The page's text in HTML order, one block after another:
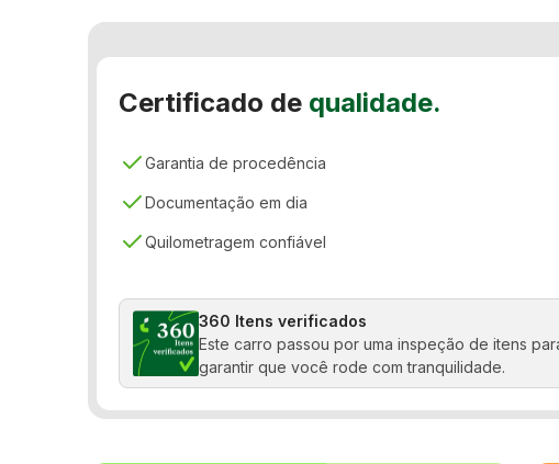
Sensor de chuva
Certificado de qualidade.
Garantia de procedência
Documentação em dia
Quilometragem confiável
360 Itens verificados
Este carro passou por uma inspeção de itens
garantir que você rode com tranquilidade.